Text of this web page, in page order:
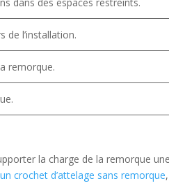
de l’installation.
remorque.
la charge de la remorque
crochet d’attelage sans remorque